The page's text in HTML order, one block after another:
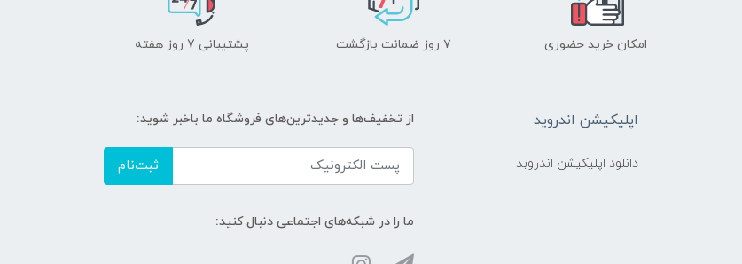
امکان خرید حضوری ۷ روز ضمانت بازگشت پشتیبانی 7 روز هفته
اپلیکیشن اندروید
دانلود اپلیکیشن اندروبد
از تخفیف‌ها و جدیدترین‌های فروشگاه ما باخبر شوید:
ثبت‌نام
ما را در شبکه‌های اجتماعی دنبال کنید: